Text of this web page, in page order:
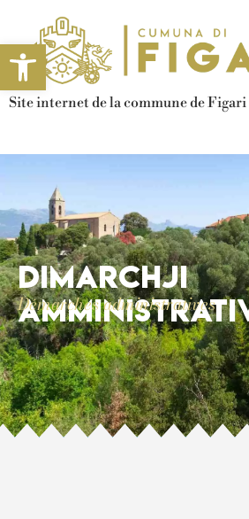
Site internet de la commune de Figari
Dimarchji
Démarches administratives
Ouvrir la barre